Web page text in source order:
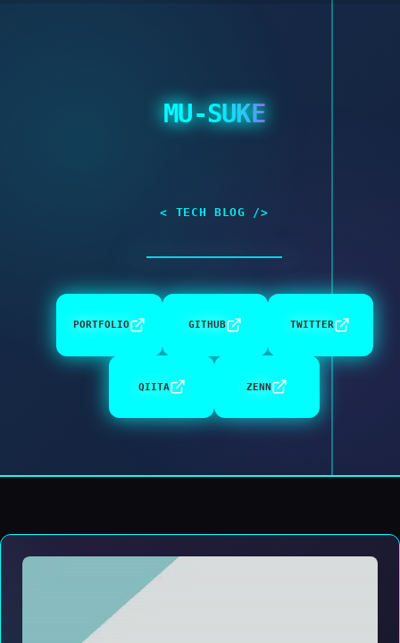
MU-SUKE
< TECH BLOG />
PORTFOLIO GITHUB TWITTER
QIITA ZENN